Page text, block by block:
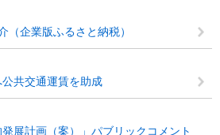
（企業版ふるさと納税）
公共交通運賃を助成
発展計画（案）」パブリックコメント